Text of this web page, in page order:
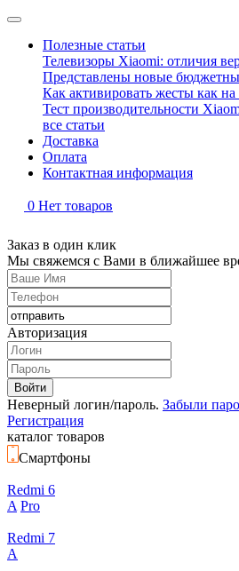
Полезные статьи
Телевизоры Xiaomi: отличия
Представлены новые
Как активировать жесты как
Тест производительности
все статьи
Доставка
Оплата
Контактная информация
0 Нет товаров
Заказ в один клик
Мы свяжемся с Вами в ближайшее
Авторизация
Войти
Неверный логин/пароль. Забыли
Регистрация
каталог товаров
Смартфоны
Redmi 6
A Pro
Redmi 7
A